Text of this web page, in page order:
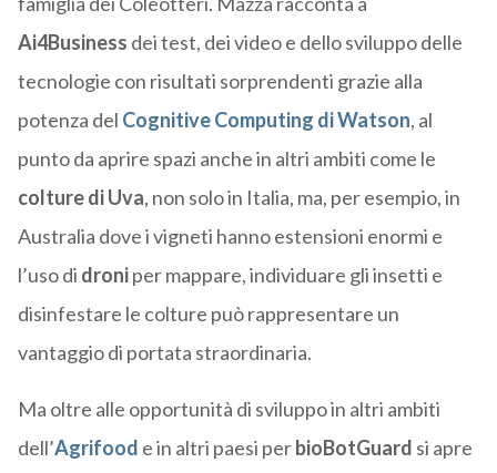
Ai4Business dei test, dei video e dello sviluppo delle
tecnologie con risultati sorprendenti grazie alla
potenza del Cognitive Computing di Watson, al
punto da aprire spazi anche in altri ambiti come le
colture di Uva, non solo in Italia, ma, per esempio, in
Australia dove i vigneti hanno estensioni enormi e
l’uso di droniper mappare, individuare gli insetti e
disinfestare le colture può rappresentare un
vantaggio di portata straordinaria.
Ma oltre alle opportunità di sviluppo in altri ambiti
dell’Agrifood e in altri paesi perbioBotGuard si apre